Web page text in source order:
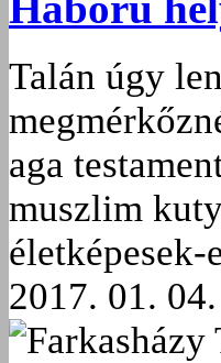
Talán úgy
aga
muszlim
2017. 01. 04.
Farkasházy